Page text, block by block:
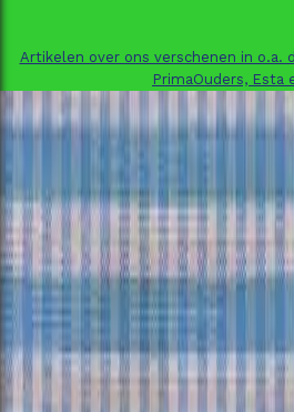
Artikelen over ons verschenen in o.a.
PrimaOuders, Esta